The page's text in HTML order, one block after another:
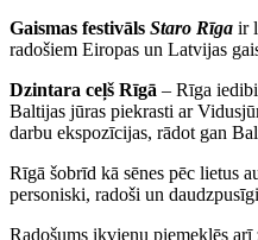
Gaismas festivāls Staro Rīga ir
radošiem Eiropas un Latvijas
Dzintara ceļš Rīgā – Rīga
Baltijas jūras piekrasti ar
darbu ekspozīcijas, rādot gan
Rīgā šobrīd kā sēnes pēc lietus
personiski, radoši un
Radošums ikvienu piemeklēs